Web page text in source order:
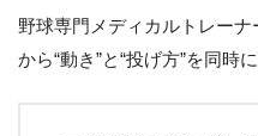
野球専門メディカルトレー
から“動き”と“投げ方”を同時に